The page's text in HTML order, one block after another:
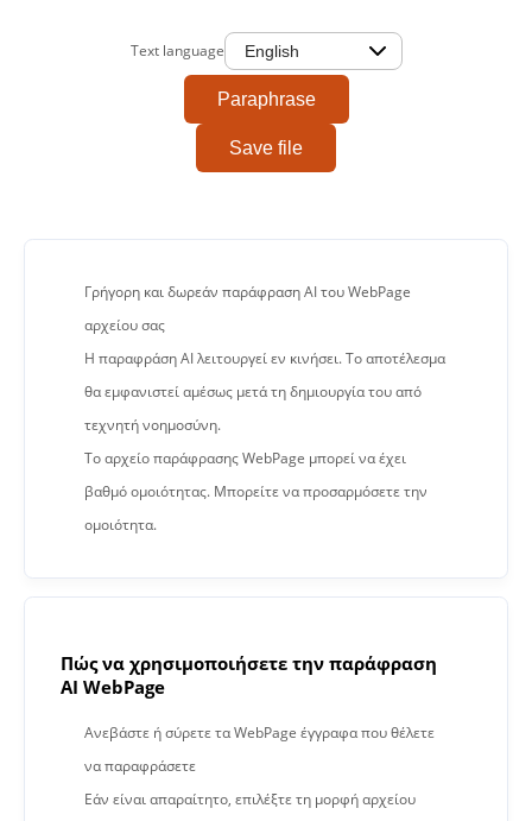
Text language
Paraphrase
Save file
Γρήγορη και δωρεάν παράφραση AI του WebPage
αρχείου σας
Η παραφράση AI λειτουργεί εν κινήσει. Το αποτέλεσμα
θα εμφανιστεί αμέσως μετά τη δημιουργία του από
τεχνητή νοημοσύνη.
Το αρχείο παράφρασης WebPage μπορεί να έχει
βαθμό ομοιότητας. Μπορείτε να προσαρμόσετε την
ομοιότητα.
Πώς να χρησιμοποιήσετε την παράφραση
AI WebPage
Ανεβάστε ή σύρετε τα WebPage έγγραφα που θέλετε
να παραφράσετε
Εάν είναι απαραίτητο, επιλέξτε τη μορφή αρχείου